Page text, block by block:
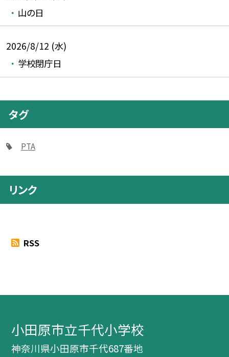
山の日
2026/8/12 (水)
学校閉庁日
タグ
PTA
リンク
RSS
小田原市立千代小学校
神奈川県小田原市千代687番地